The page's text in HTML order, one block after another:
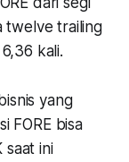
twelve trailing
kali.
yang
FORE bisa
saat ini